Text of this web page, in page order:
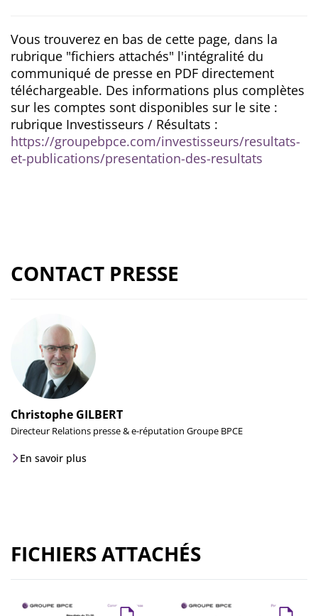
Vous trouverez en bas de cette page, dans la
rubrique "fichiers attachés" l'intégralité du
communiqué de presse en PDF directement
téléchargeable. Des informations plus complètes
sur les comptes sont disponibles sur le site :
rubrique Investisseurs / Résultats :
https://groupebpce.com/investisseurs/resultats-
et-publications/presentation-des-resultats
CONTACT PRESSE
Christophe GILBERT
Directeur Relations presse & e-réputation Groupe BPCE
En savoir plus
FICHIERS ATTACHÉS